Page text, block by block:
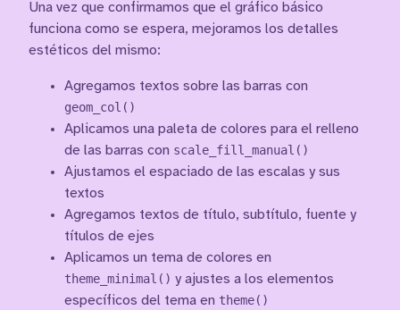
Una vez que confirmamos que el gráfico básico
funciona como se espera, mejoramos los detalles
estéticos del mismo:
Agregamos textos sobre las barras con
geom_col()
Aplicamos una paleta de colores para el relleno
de las barras con scale_fill_manual()
Ajustamos el espaciado de las escalas y sus
textos
Agregamos textos de título, subtítulo, fuente y
títulos de ejes
Aplicamos un tema de colores en
theme_minimal() y ajustes a los elementos
específicos del tema en theme()